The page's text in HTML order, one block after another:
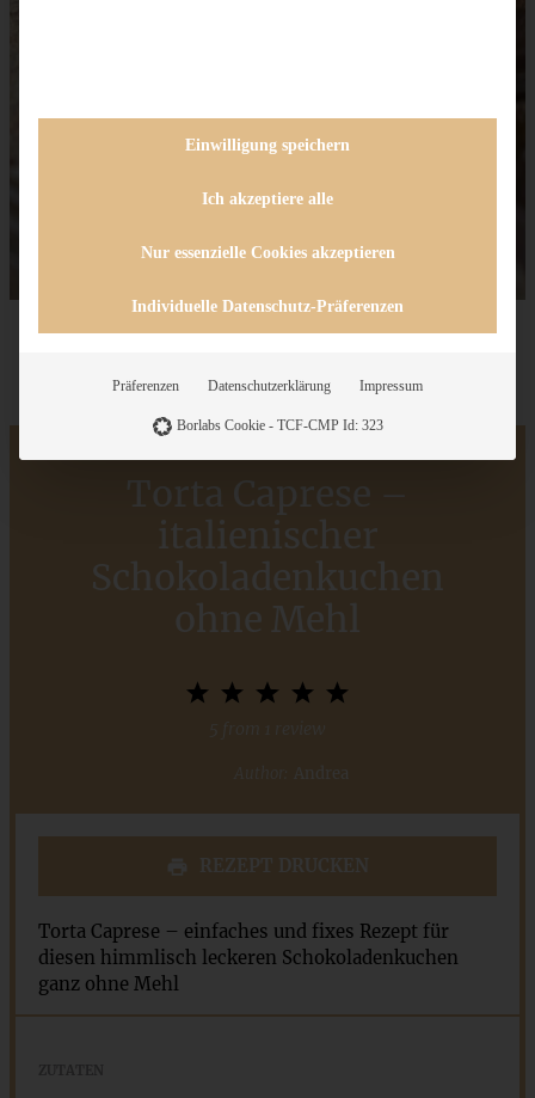
Torta Caprese –
italienischer
Schokoladenkuchen
ohne Mehl
5
4
Stars
3
Stars
2
Stars
Star
from 1 review
Author: Andrea
REZEPT DRUCKEN
Torta Caprese – einfaches und fixes Rezept für
diesen himmlisch leckeren Schokoladenkuchen
ganz ohne Mehl
Einwilligung speichern
Ich akzeptiere alle
Nur essenzielle Cookies akzeptieren
Individuelle Datenschutz-Präferenzen
Präferenzen Datenschutzerklärung Impressum
Borlabs Cookie - TCF-CMP Id: 323